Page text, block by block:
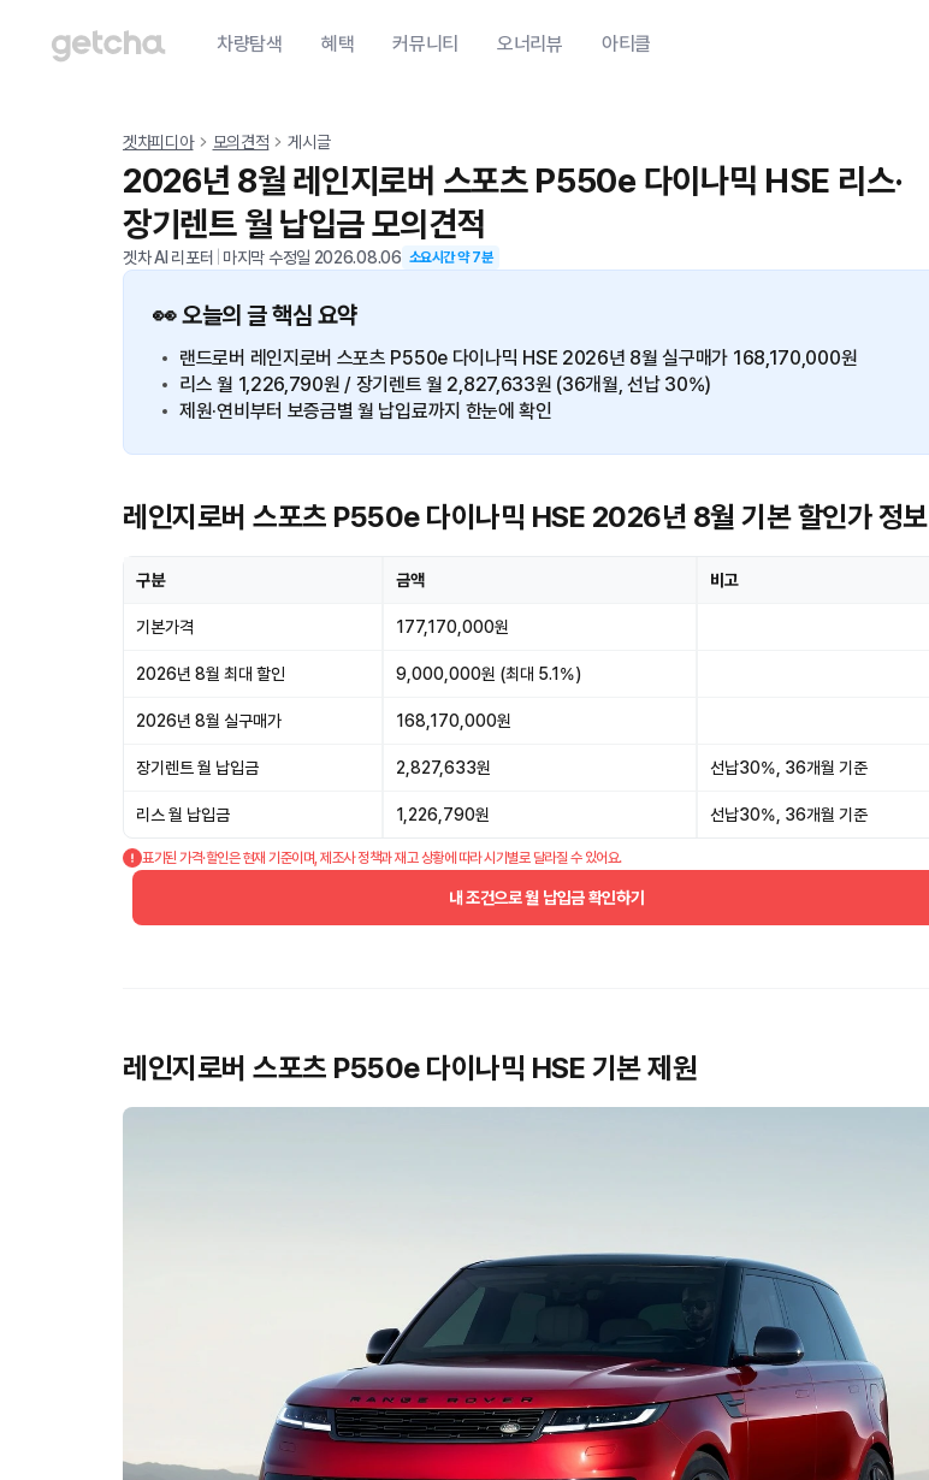
차량탐색 혜택 커뮤니티 오너리뷰 아티클
겟차피디아 모의견적 게시글
2026년 8월 레인지로버 스포츠 P550e 다이나믹 HSE 리스·
장기렌트 월 납입금 모의견적
겟차 AI 리포터 마지막 수정일 2026.08.06 소요시간 약7분
👀 오늘의 글 핵심 요약
랜드로버 레인지로버 스포츠 P550e 다이나믹 HSE 2026년 8월 실구매가 168,170,000원
리스 월 1,226,790원 / 장기렌트 월 2,827,633원 (36개월, 선납 30%)
제원·연비부터 보증금별 월 납입료까지 한눈에 확인
레인지로버 스포츠 P550e 다이나믹 HSE 2026년 8월 기본 할인가 정보
구분 금액 비고
기본가격 177,170,000원
2026년 8월 최대 할인 9,000,000원 (최대 5.1%)
2026년 8월 실구매가 168,170,000원
장기렌트 월 납입금 2,827,633원 선납30%, 36개월 기준
리스 월 납입금 1,226,790원 선납30%, 36개월 기준
표기된 가격·할인은 현재 기준이며, 제조사 정책과 재고 상황에 따라 시기별로 달라질 수 있어요.
내 조건으로 월 납입금 확인하기
레인지로버 스포츠 P550e 다이나믹 HSE 기본 제원